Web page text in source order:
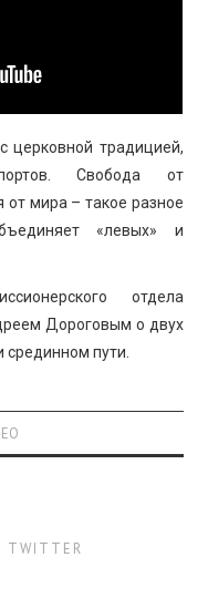
церковной традицией,
Свобода от
от мира – такое разное
«левых» и
отдела
Дороговым о двух
срединном пути.
TWITTER